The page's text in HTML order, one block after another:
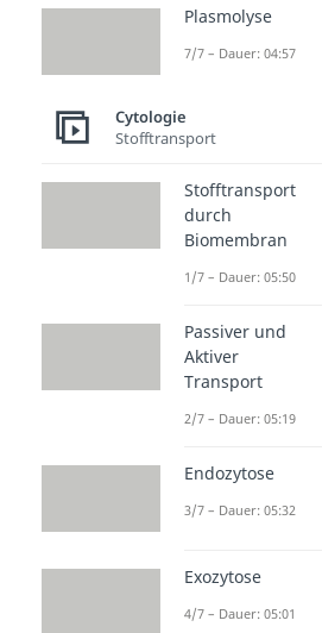
mithilfe von
zellfremde und
Peroxisomen/
Vakuole/
Übrigens:
in
selten.
Plasmolyse
7/7 – Dauer: 04:57
Cytologie
Stofftransport
Stofftransport
durch
Biomembran
1/7 – Dauer: 05:50
Passiver und
Aktiver
Transport
2/7 – Dauer: 05:19
Endozytose
3/7 – Dauer: 05:32
Exozytose
4/7 – Dauer: 05:01